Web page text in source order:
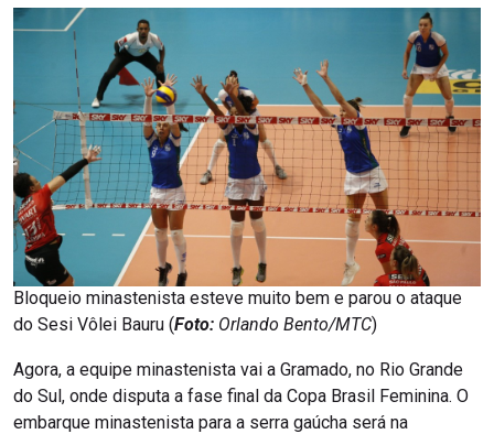
Bloqueio minastenista esteve muito bem e parou o ataque
do Sesi Vôlei Bauru (Foto: Orlando Bento/MTC)
Agora, a equipe minastenista vai a Gramado, no Rio Grande
do Sul, onde disputa a fase final da Copa Brasil Feminina. O
embarque minastenista para a serra gaúcha será na